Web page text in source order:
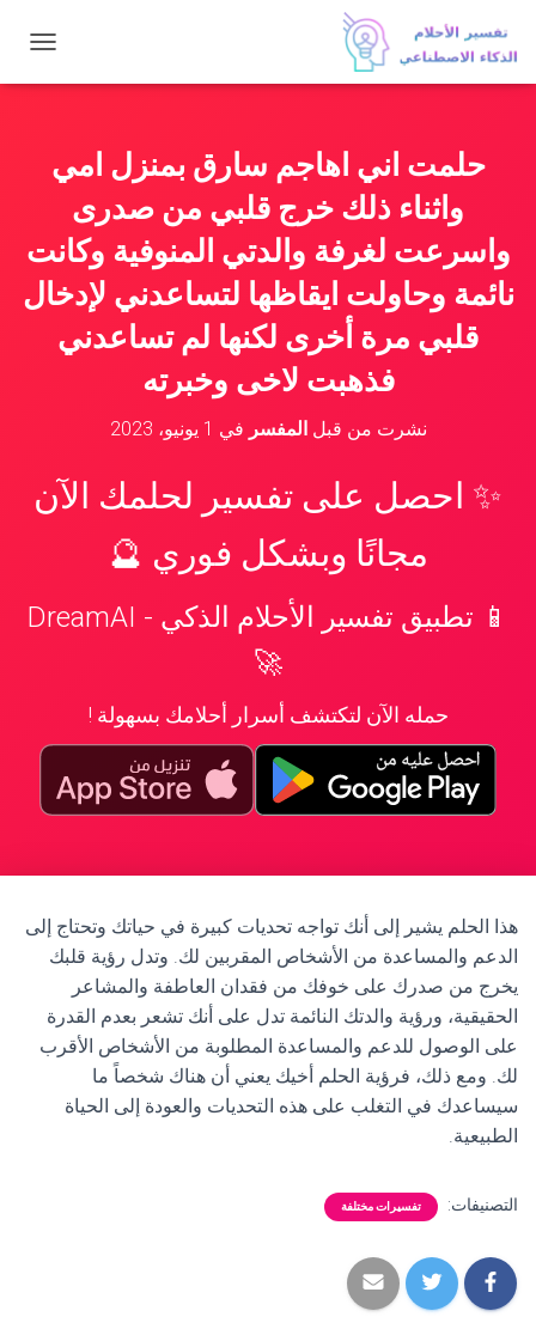
ب
ق
حلمت اني اهاجم سارق بمنزل امي
واثناء ذلك خرج قلبي من صدرى
واسرعت لغرفة والدتي المنوفية وكانت
نائمة وحاولت ايقاظها لتساعدني لإدخال
قلبي مرة أخرى لكنها لم تساعدني
فذهبت لاخى وخبرته
نشرت من قبلالمفسر في 1 يونيو، 2023
✨ احصل على تفسير لحلمك الآن
مجانًا وبشكل فوري 🔮
📱 تطبيق تفسير الأحلام الذكي - DreamAI
🚀
حمله الآن لتكتشف أسرار أحلامك بسهولة !
هذا الحلم يشير إلى أنك تواجه تحديات كبيرة في حياتك وتحتاج إلى
الدعم والمساعدة من الأشخاص المقربين لك. وتدل رؤية قلبك
يخرج من صدرك على خوفك من فقدان العاطفة والمشاعر
الحقيقية، ورؤية والدتك النائمة تدل على أنك تشعر بعدم القدرة
على الوصول للدعم والمساعدة المطلوبة من الأشخاص الأقرب
لك. ومع ذلك، فرؤية الحلم أخيك يعني أن هناك شخصاً ما
سيساعدك في التغلب على هذه التحديات والعودة إلى الحياة
الطبيعية.
التصنيفات: تفسيرات مختلفة